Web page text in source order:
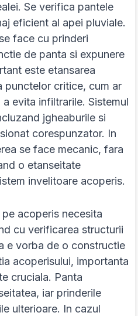
Se verifica pantele
eficient al apei pluviale.
face cu prinderi
de panta si expunere
este etansarea
punctelor critice, cum ar
evita infiltrarile. Sistemul
jgheaburile si
corespunzator. In
se face mecanic, fara
o etanseitate
invelitoare acoperis.
acoperis necesita
cu verificarea structurii
e vorba de o constructie
acoperisului, importanta
cruciala. Panta
iar prinderile
ulterioare. In cazul